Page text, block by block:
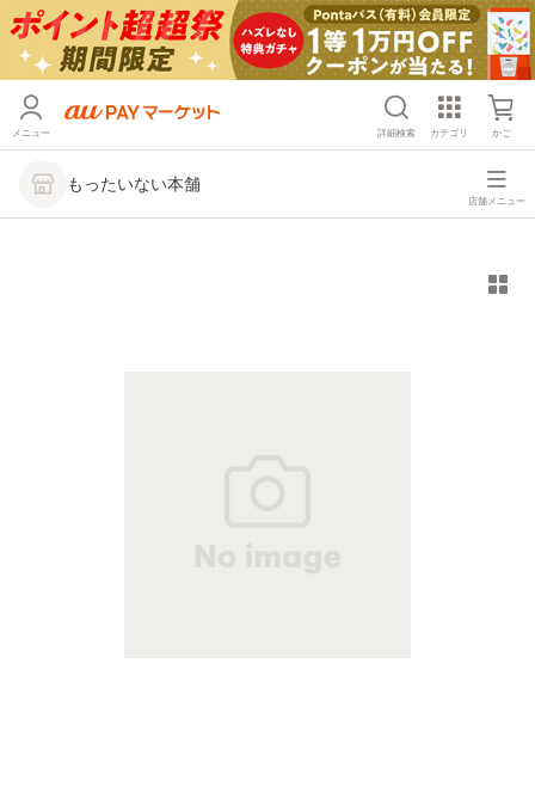
メニュー 詳細検索 カテゴリ かご
もったいない本舗
店舗メニュー